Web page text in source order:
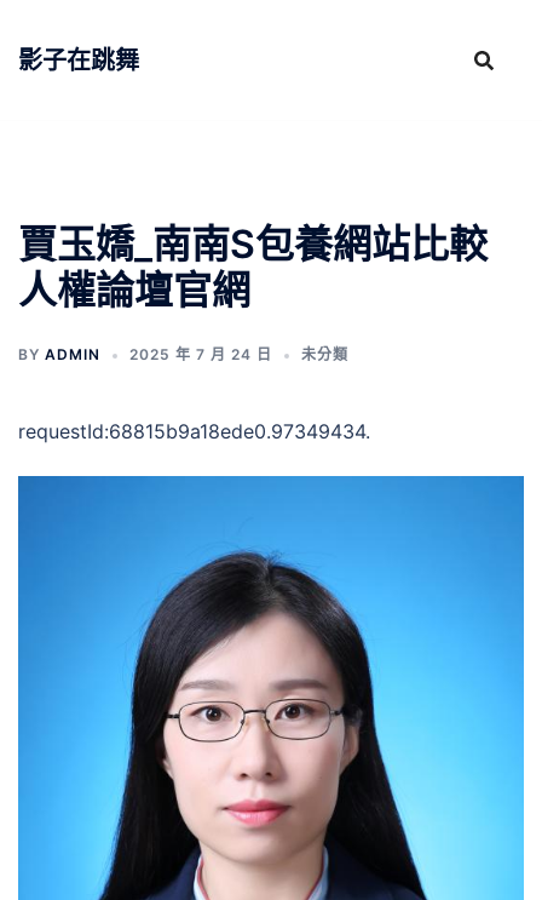
影子在跳舞
賈玉嬌_南南S包養網站比較
人權論壇官網
BY ADMIN 2025 年 7 月 24 日 未分類
requestId:68815b9a18ede0.97349434.